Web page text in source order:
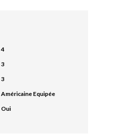
4
3
3
Américaine Equipée
Oui